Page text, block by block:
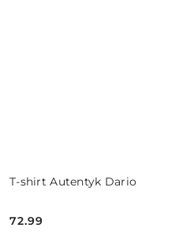
T-shirt Autentyk Dario
Cena:
72.99